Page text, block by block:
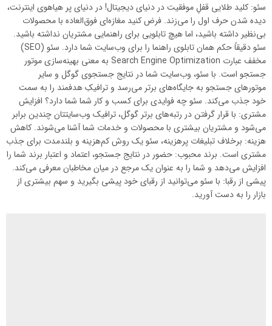
سئو: کلید طلایی قفلِ موفقیت در دنیای دیجیتال! در دنیای پر هیاهوی اینترنت،
دیده شدن حرف اول را می‌زند. فرض کنید مغازه‌ای فوق‌العاده با محصولات
بی‌نظیر داشته باشید، اما هیچ تابلویی برای راهنمایی مشتریان نداشته باشید.
سئو دقیقاً حکم همان تابلوی راهنما را برای وب‌سایت شما دارد. سئو (SEO)
مخفف عبارت Search Engine Optimization به معنی بهینه‌سازی موتور
جستجو است. با سئو، وب‌سایت شما در نتایج جستجوی گوگل و سایر
موتورهای جستجو به جایگاه‌های برتر می‌رسد و ترافیکِ هدفمند را به سمت
خود جذب می‌کند. سئو چه فوایدی برای کسب و کار شما شما دارد؟ افزایش
مشتری: با قرار گرفتن در رتبه‌های برتر گوگل، ترافیک وب‌سایتتان چندین برابر
می‌شود و مشتریان بیشتری با محصولات و خدمات شما آشنا می‌شوند. کاهش
هزینه: برخلاف تبلیغات پرهزینه، سئو یک روش کم‌هزینه و بلندمدت برای جذب
مشتری است. برند محبوب: حضور در نتایج جستجو، اعتماد و اعتبار برند شما را
افزایش می‌دهد و شما را به عنوان یک مرجع در میان مخاطبان معرفی می‌کند.
پیشی از رقبا: با سئو می‌توانید از رقبای خود پیشی بگیرید و سهم بیشتری از
بازار را به دست آورید.